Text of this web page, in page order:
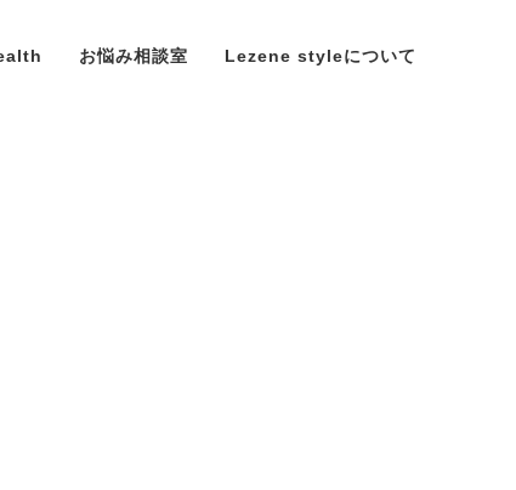
お悩み相談室 Lezene styleについて